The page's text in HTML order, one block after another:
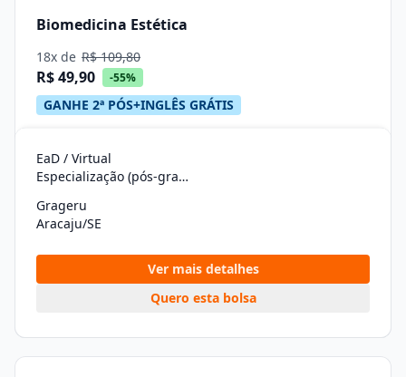
Biomedicina Estética
18x de R$ 109,80
R$ 49,90 -55%
GANHE 2ª PÓS+INGLÊS GRÁTIS
EaD / Virtual
Especialização (pós-graduação)
Grageru
Aracaju/SE
Ver mais detalhes
Quero esta bolsa